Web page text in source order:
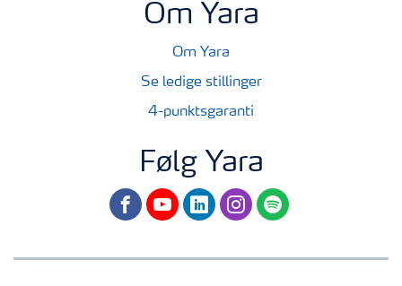
Om Yara
Om Yara
Se ledige stillinger
4-punktsgaranti
Følg Yara
facebookyoutubelinkedininstagram
spotify